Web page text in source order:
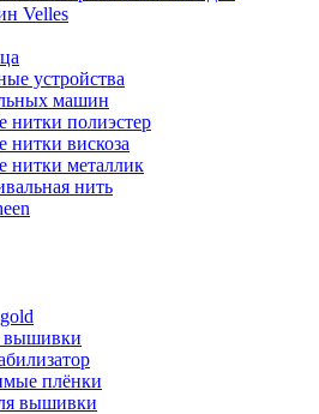
Velles
устройства
машин
полиэстер
вискоза
металлик
нить
вышивки
плёнки
вышивки